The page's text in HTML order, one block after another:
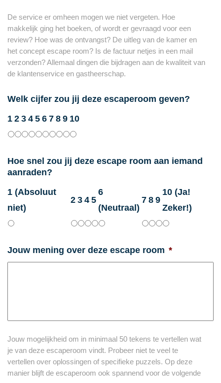
De service er omheen mogen we niet vergeten. Hoe
makkelijk ging het boeken, of wordt er gevraagd voor een
review? Hoe was de ontvangst? De uitleg van de kamer en
het concept escape room? Is de factuur netjes in een mail
verzonden? Allemaal dingen die bijdragen aan de kwaliteit van
de klantenservice en gastheerschap.
Welk cijfer zou jij deze escaperoom geven?
1 2 3 4 5 6 7 8 9 10
Hoe snel zou jij deze escape room aan iemand
aanraden?
1 (Absoluut
niet)
2 3 4 5
6
(Neutraal)
7 8 9
10 (Ja!
Zeker!)
Jouw mening over deze escape room *
Jouw mogelijkheid om in minimaal 50 tekens te vertellen wat
je van deze escaperoom vindt. Probeer niet te veel te
vertellen over oplossingen of specifieke puzzels. Op deze
manier blijft de escaperoom ook spannend voor de volgende